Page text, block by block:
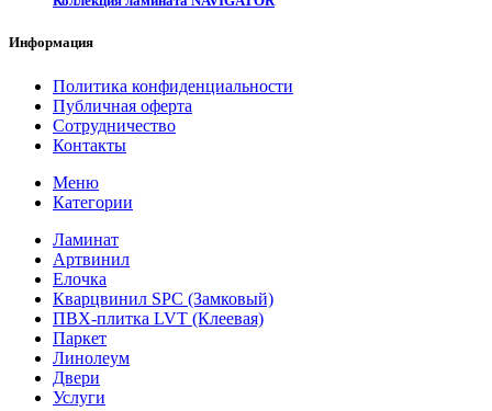
Информация
Политика конфиденциальности
Публичная оферта
Сотрудничество
Контакты
Меню
Категории
Ламинат
Артвинил
Елочка
Кварцвинил SPC (Замковый)
ПВХ-плитка LVT (Клеевая)
Паркет
Линолеум
Двери
Услуги